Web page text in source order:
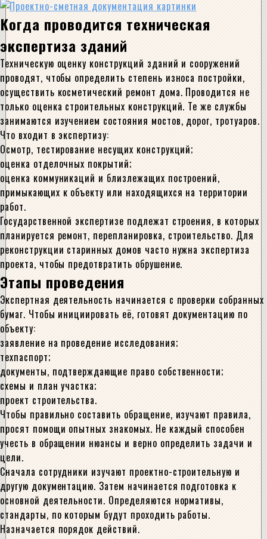
Когда проводится техническая
экспертиза зданий
Техническую оценку конструкций зданий и сооружений
проводят, чтобы определить степень износа постройки,
осуществить косметический ремонт дома. Проводится не
только оценка строительных конструкций. Те же службы
занимаются изучением состояния мостов, дорог, тротуаров.
Что входит в экспертизу:
Осмотр, тестирование несущих конструкций;
оценка отделочных покрытий;
оценка коммуникаций и близлежащих построений,
примыкающих к объекту или находящихся на территории
работ.
Государственной экспертизе подлежат строения, в которых
планируется ремонт, перепланировка, строительство. Для
реконструкции старинных домов часто нужна экспертиза
проекта, чтобы предотвратить обрушение.
Этапы проведения
Экспертная деятельность начинается с проверки собранных
бумаг. Чтобы инициировать её, готовят документацию по
объекту:
заявление на проведение исследования;
техпаспорт;
документы, подтверждающие право собственности;
схемы и план участка;
проект строительства.
Чтобы правильно составить обращение, изучают правила,
просят помощи опытных знакомых. Не каждый способен
учесть в обращении нюансы и верно определить задачи и
цели.
Сначала сотрудники изучают проектно-строительную и
другую документацию. Затем начинается подготовка к
основной деятельности. Определяются нормативы,
стандарты, по которым будут проходить работы.
Назначается порядок действий.